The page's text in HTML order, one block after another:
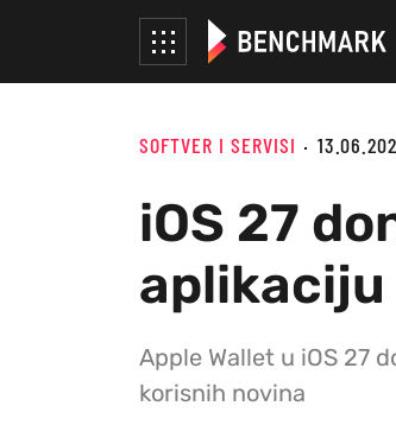
SOFTVER I SERVISI
iOS 27
aplikaciju
Apple Wallet u iOS 27
korisnih novina